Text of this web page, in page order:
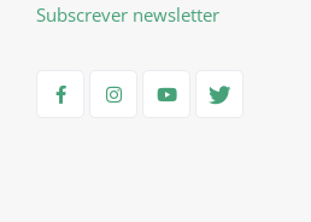
Subscrever newsletter